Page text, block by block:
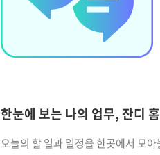
한눈에 보는 나의 업무, 잔디 홈
오늘의 할 일과 일정을 한곳에서 모